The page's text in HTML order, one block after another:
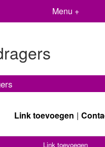
Menu +
Link toevoegen
Link toevoegen